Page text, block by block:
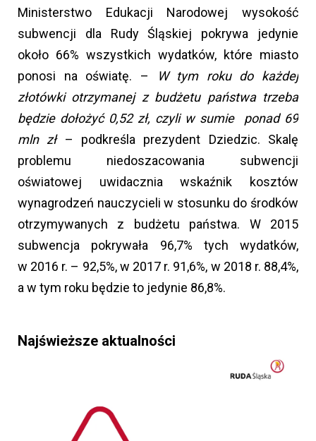
Ministerstwo Edukacji Narodowej wysokość
subwencji dla Rudy Śląskiej pokrywa jedynie
około 66% wszystkich wydatków, które miasto
ponosi na oświatę. –
W tym roku do każdej
złotówki otrzymanej z budżetu państwa trzeba
będzie dołożyć 0,52 zł, czyli w sumie ponad 69
mln zł – podkreśla prezydent Dziedzic. Skalę
problemu niedoszacowania subwencji
oświatowej uwidacznia wskaźnik kosztów
wynagrodzeń nauczycieli w stosunku do środków
otrzymywanych z budżetu państwa. W 2015
subwencja pokrywała 96,7% tych wydatków,
w 2016 r. – 92,5%, w 2017 r. 91,6%, w 2018 r. 88,4%,
a w tym roku będzie to jedynie 86,8%.
Najświeższe aktualności